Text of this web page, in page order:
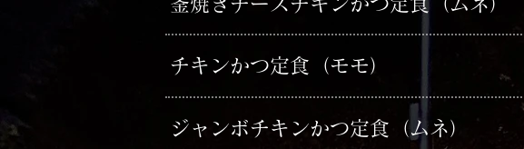
​チキンかつ定食 ​（モモ）
​ジャンボチキンかつ定食（ムネ）